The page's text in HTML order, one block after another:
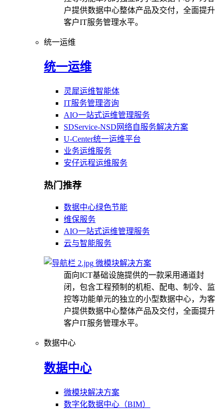
户提供数据中心整体产品及交付，全面提升
客户IT服务管理水平。
统一运维
统一运维
灵犀运维智能体
IT服务管理咨询
AIO一站式运维管理服务
SDService-NSD网络自服务解决方案
U-Center统一运维平台
业务运维服务
安仔远程运维服务
热门推荐
数据中心绿色节能
维保服务
AIO一站式运维管理服务
云与智能服务
微模块解决方案
面向ICT基础设施提供的一款采用通道封
闭，包含工程预制的机柜、配电、制冷、监
控等功能单元的独立的小型数据中心，为客
户提供数据中心整体产品及交付，全面提升
客户IT服务管理水平。
数据中心
数据中心
微模块解决方案
数字化数据中心（BIM）